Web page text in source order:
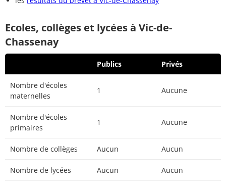
Ecoles, collèges et lycées à Vic-de-
Chassenay
Publics Privés
Nombre d'écoles
maternelles
1 Aucune
Nombre d'écoles
primaires
1 Aucune
Nombre de collèges Aucun Aucun
Nombre de lycées Aucun Aucun